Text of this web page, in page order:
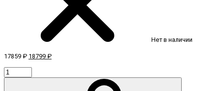
Нет в наличии
17859 ₽ 18799 ₽